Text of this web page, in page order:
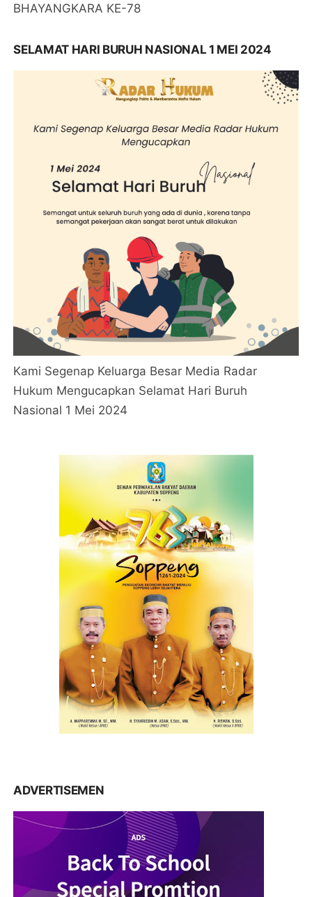
BHAYANGKARA KE-78
SELAMAT HARI BURUH NASIONAL 1 MEI 2024
Kami Segenap Keluarga Besar Media Radar
Hukum Mengucapkan Selamat Hari Buruh
Nasional 1 Mei 2024
ADVERTISEMEN